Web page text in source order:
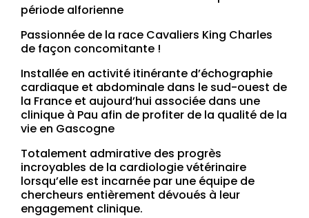
période alforienne
Passionnée de la race Cavaliers King Charles
de façon concomitante !
Installée en activité itinérante d’échographie
cardiaque et abdominale dans le sud-ouest de
la France et aujourd’hui associée dans une
clinique à Pau afin de profiter de la qualité de la
vie en Gascogne
Totalement admirative des progrès
incroyables de la cardiologie vétérinaire
lorsqu’elle est incarnée par une équipe de
chercheurs entièrement dévoués à leur
engagement clinique.